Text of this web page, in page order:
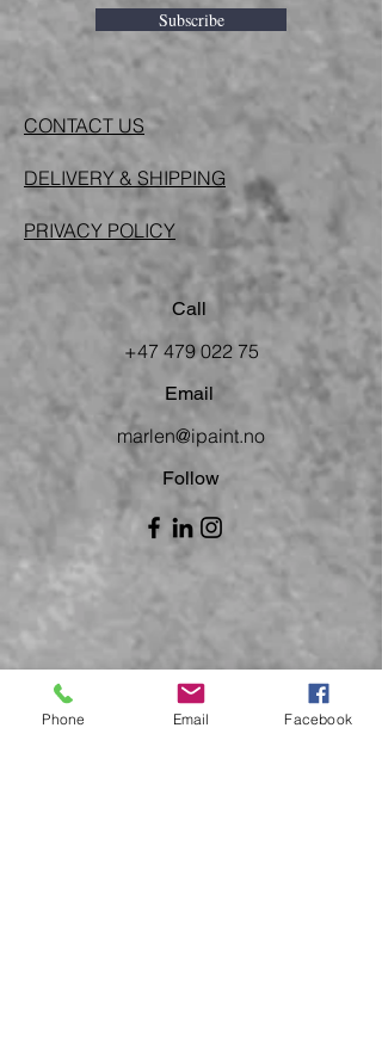
Subscribe
CONTACT US
DELIVERY & SHIPPING
PRIVACY POLICY
Call
+47 479 022 75
Email
marlen@ipaint.no
Follow
© 2018 av Marlen Eivindsen
Phone Email Facebook